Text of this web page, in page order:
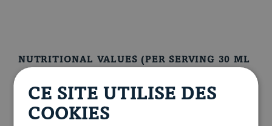
Articles
with paper towel. Add bacon to caramel sauce and
serve over maple walnut or vanilla ice cream. If desired,
caramel and bacon popcorn.
NUTRITIONAL VALUES (PER SERVING 30 ML
/ 2 TBSP.)
308 calories 4 g of protein
15 g of fat
41 g of carbohydrates
421 mg of sodium
CE SITE UTILISE DES
COOKIES